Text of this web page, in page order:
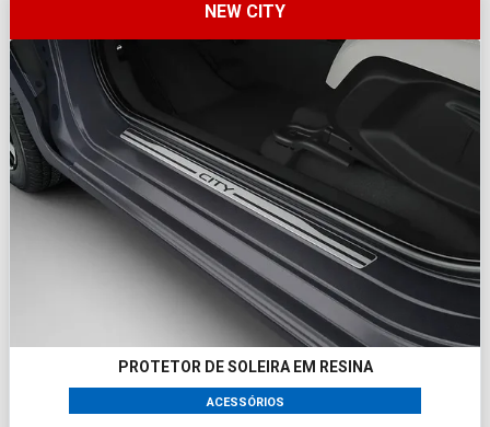
NEW CITY
PROTETOR DE SOLEIRA EM RESINA
ACESSÓRIOS